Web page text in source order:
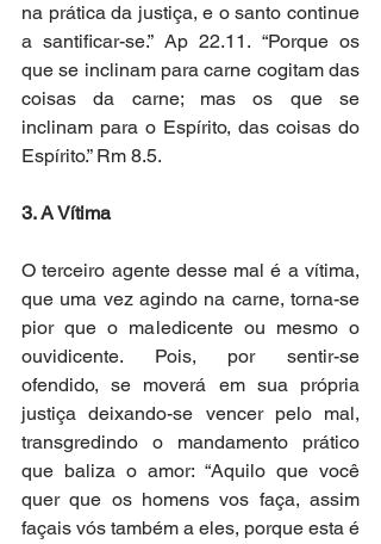
na prática da justiça, e o santo continue
a santificar-se.” Ap 22.11. “Porque os
que se inclinam para carne cogitam das
coisas da carne; mas os que se
inclinam para o Espírito, das coisas do
Espírito.” Rm 8.5.
3. A Vítima
O terceiro agente desse mal é a vítima,
que uma vez agindo na carne, torna-se
pior que o maledicente ou mesmo o
ouvidicente. Pois, por sentir-se
ofendido, se moverá em sua própria
justiça deixando-se vencer pelo mal,
transgredindo o mandamento prático
que baliza o amor: “Aquilo que você
quer que os homens vos faça, assim
façais vós também a eles, porque esta é